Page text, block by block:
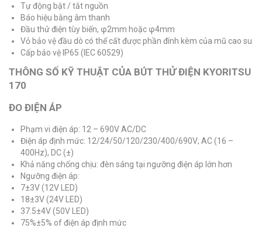
Tự động bật / tắt nguồn
Báo hiệu bằng âm thanh
Đầu thử điện tùy biến, φ2mm hoặc φ4mm
Vỏ bảo vệ đầu dò có thể cất được phần đính kèm của mũ cao su
Cấp bảo vệ IP65 (IEC 60529)
THÔNG SỐ KỸ THUẬT CỦA BÚT THỬ ĐIỆN KYORITSU
170
ĐO ĐIỆN ÁP
Phạm vi điện áp: 12 – 690V AC/DC
Điện áp định mức: 12/24/50/120/230/400/690V; AC (16 –
400Hz), DC (±)
Khả năng chống chịu: đèn sáng tại ngưỡng điện áp lớn hơn
Ngưỡng điện áp:
7±3V (12V LED)
18±3V (24V LED)
37.5±4V (50V LED)
75%±5% of điện áp định mức